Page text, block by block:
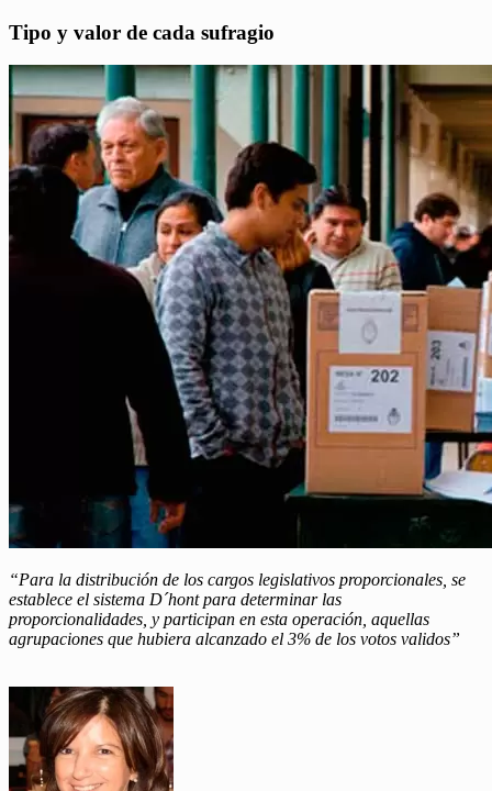
Tipo y valor de cada sufragio
“Para la distribución de los cargos legislativos proporcionales, se
establece el sistema D´hont para determinar las
proporcionalidades, y participan en esta operación, aquellas
agrupaciones que hubiera alcanzado el 3% de los votos validos”